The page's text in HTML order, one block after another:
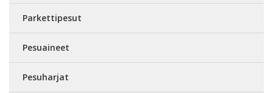
Parkettipesut
Pesuaineet
Pesuharjat